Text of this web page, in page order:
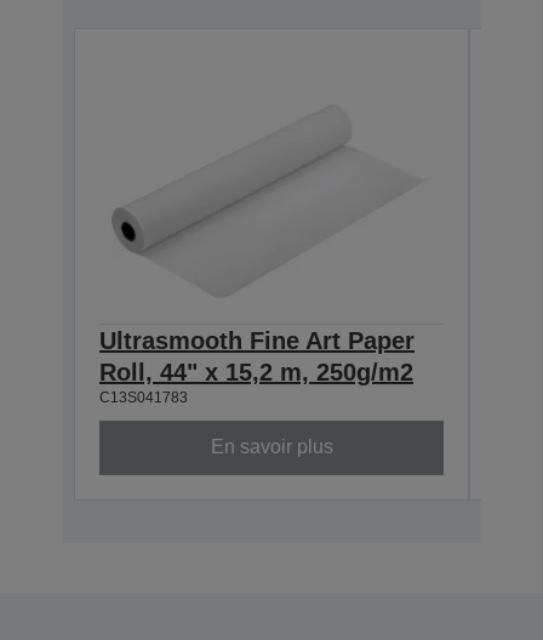
Ultrasmooth Fine Art Paper
Roll, 44" x 15,2 m, 250g/m2
C13S041783
En savoir plus